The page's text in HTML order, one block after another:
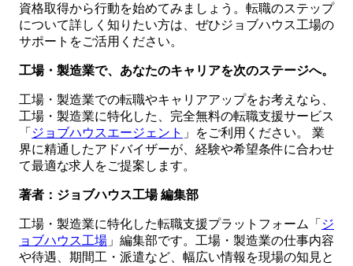
資格取得から行動を始めてみましょう。転職のステップ
について詳しく知りたい方は、ぜひジョブハウス工場の
サポートをご活用ください。
工場・製造業で、あなたのキャリアを次のステージへ。
工場・製造業での転職やキャリアアップをお考えなら、
工場・製造業に特化した、完全無料の転職支援サービス
「 ジョブハウスエージェント 」をご利用ください。 業
界に精通したアドバイザーが、経験や希望条件に合わせ
て最適な求人をご提案します。
著者：ジョブハウス工場 編集部
工場・製造業に特化した転職支援プラットフォーム「 ジ
ョブハウス工場 」編集部です。工場・製造業の仕事内容
や待遇、期間工・派遣など、幅広い情報を現場の知見と